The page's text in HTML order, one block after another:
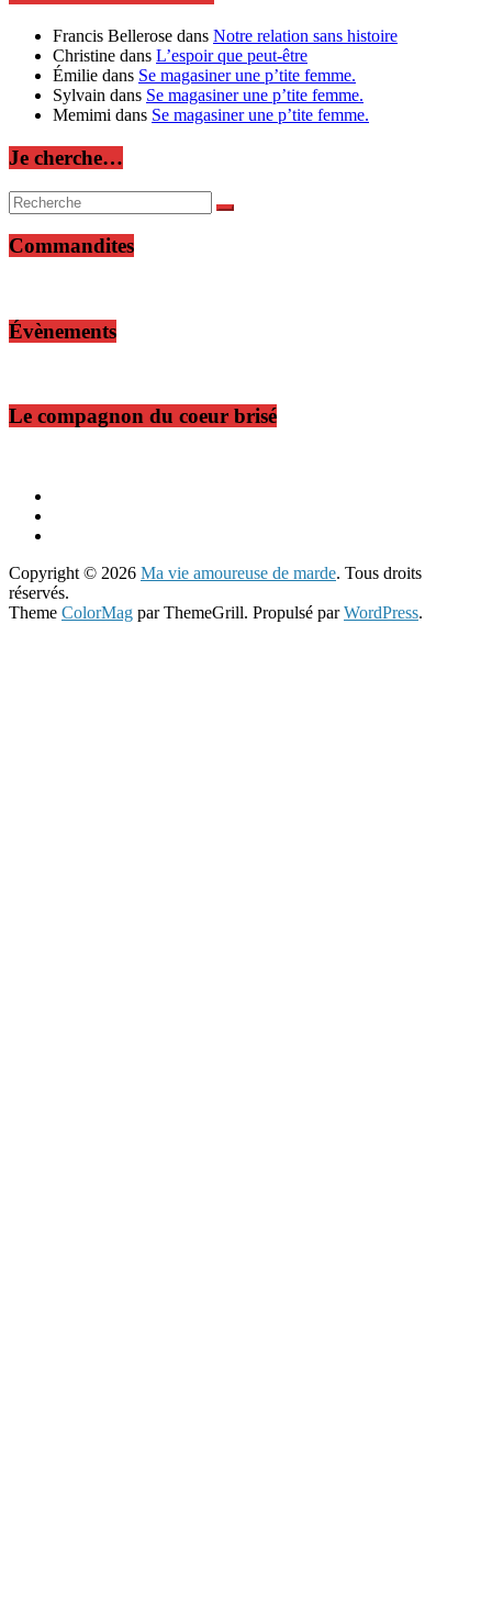
Francis Bellerose dans Notre relation sans histoire
Christine dans L’espoir que peut-être
Émilie dans Se magasiner une p’tite femme.
Sylvain dans Se magasiner une p’tite femme.
Memimi dans Se magasiner une p’tite femme.
Je cherche…
Commandites
Évènements
Le compagnon du coeur brisé
Copyright © 2026 Ma vie amoureuse de marde. Tous droits
réservés.
Theme ColorMag par ThemeGrill. Propulsé parWordPress.